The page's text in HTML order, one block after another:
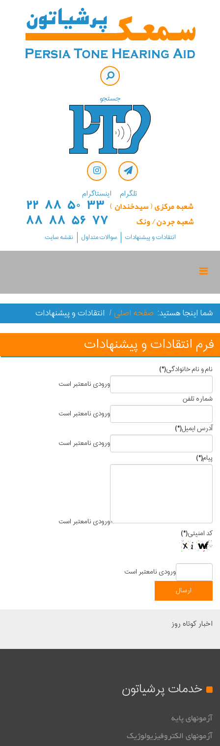
جستجو
تلگرام اینستاگرام
انتقادات و پیشنهادات سوالات متداول نقشه سایت
شما اینجا هستید: صفحه اصلی انتقادات و پیشنهادات
فرم انتقادات و پیشنهادات
نام و نام خانوادگی(*)
ورودی نامعتبر است
شماره تلفن
ورودی نامعتبر است
آدرس ایمیل(*)
ورودی نامعتبر است
پیام(*)
ورودی نامعتبر است
کد امنیتی(*)
ورودی نامعتبر است
اخبار کوتاه روز
خدمات پرشیاتون
آزمونهای پایه
آزمونهای الکتروفیزیولوژیک